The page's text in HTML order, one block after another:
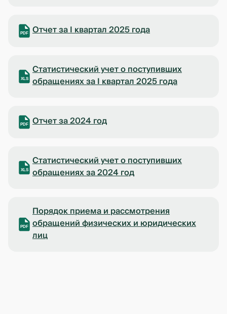
PDF Отчет за I квартал 2025 года
XLS
Статистический учет о поступивших
обращениях за I квартал 2025 года
PDF Отчет за 2024 год
XLS
Статистический учет о поступивших
обращениях за 2024 год
PDF
Порядок приема и рассмотрения
обращений физических и юридических
лиц